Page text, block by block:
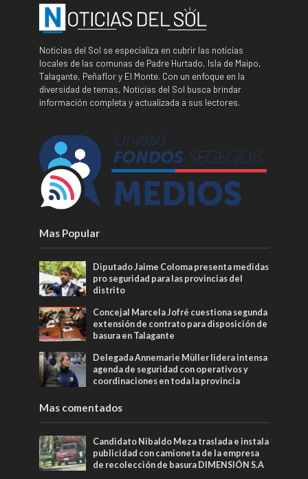
Noticias del Sol se especializa en cubrir las noticias
locales de las comunas de Padre Hurtado, Isla de Maipo,
Talagante, Peñaflor y El Monte. Con un enfoque en la
diversidad de temas, Noticias del Sol busca brindar
información completa y actualizada a sus lectores.
Mas Popular
Diputado Jaime Coloma presenta medidas
pro seguridad para las provincias del
distrito
Concejal Marcela Jofré cuestiona segunda
extensión de contrato para disposición de
basura en Talagante
Delegada Annemarie Müller lidera intensa
agenda de seguridad con operativos y
coordinaciones en toda la provincia
Mas comentados
Candidato Nibaldo Meza traslada e instala
publicidad con camioneta de la empresa
de recolección de basura DIMENSIÓN S.A